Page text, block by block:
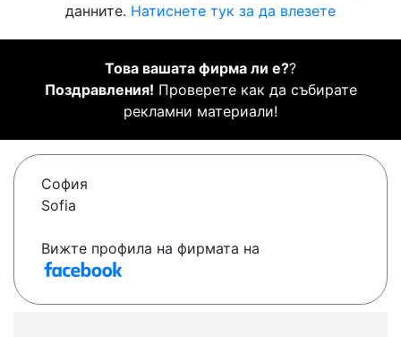
данните. Натиснете тук за да влезете
Това вашата фирма ли е??
Поздравления! Проверете как да събирате
рекламни материали!
София
Sofia
Вижте профила на фирмата на